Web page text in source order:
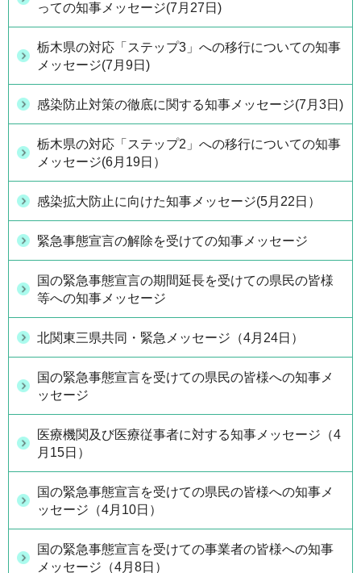
っての知事メッセージ(7月27日)
栃木県の対応「ステップ3」への移行についての知事
メッセージ(7月9日)
感染防止対策の徹底に関する知事メッセージ(7月3日)
栃木県の対応「ステップ2」への移行についての知事
メッセージ(6月19日）
感染拡大防止に向けた知事メッセージ(5月22日）
緊急事態宣言の解除を受けての知事メッセージ
国の緊急事態宣言の期間延長を受けての県民の皆様
等への知事メッセージ
北関東三県共同・緊急メッセージ（4月24日）
国の緊急事態宣言を受けての県民の皆様への知事メ
ッセージ
医療機関及び医療従事者に対する知事メッセージ（4
月15日）
国の緊急事態宣言を受けての県民の皆様への知事メ
ッセージ（4月10日）
国の緊急事態宣言を受けての事業者の皆様への知事
メッセージ（4月8日）